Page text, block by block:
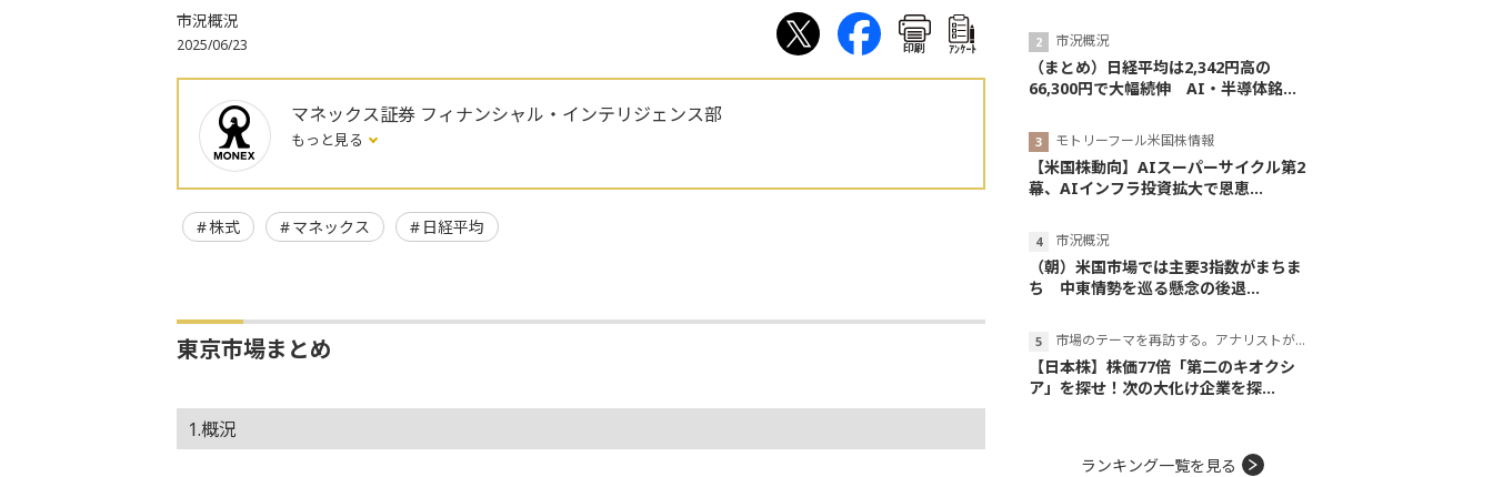
市況概況
2025/06/23 印刷 ｱﾝｹｰﾄ
マネックス証券 フィナンシャル・インテリジェンス部
もっと見る
株式 マネックス 日経平均
東京市場まとめ
1.概況
市況概況
（まとめ）日経平均は2,342円高の
66,300円で大幅続伸 AI・半導体銘...
モトリーフール米国株情報
【米国株動向】AIスーパーサイクル第2
幕、AIインフラ投資拡大で恩恵...
市況概況
（朝）米国市場では主要3指数がまちま
ち 中東情勢を巡る懸念の後退...
市場のテーマを再訪する。アナリストが読み解くテーマの本質
【日本株】株価77倍「第二のキオクシ
ア」を探せ！次の大化け企業を探...
ランキング一覧を見る